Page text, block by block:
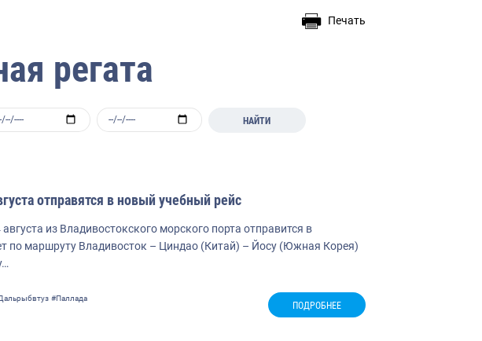
Печать
регата
НАЙТИ
отправятся в новый учебный рейс
из Владивостокского морского порта отправится в
по маршруту Владивосток – Циндао (Китай) – Йосу (Южная Корея)
#Паллада
ПОДРОБНЕЕ